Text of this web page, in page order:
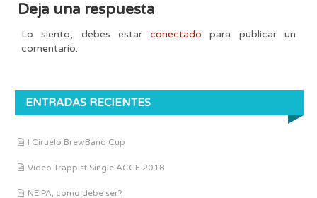
Deja una respuesta
Lo siento, debes estarconectado para publicar un
comentario.
ENTRADAS RECIENTES
I Ciruelo BrewBand Cup
Vídeo Trappist Single ACCE 2018
NEIPA, cómo debe ser?